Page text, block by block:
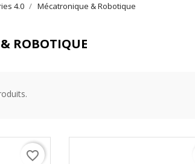
4.0 Mécatronique & Robotique
ROBOTIQUE
favorite_border